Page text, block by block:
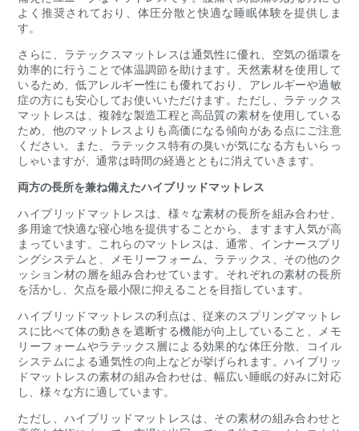
よく推奨されており、体圧分散と快適な睡眠体験を提供しま
す。
さらに、ラテックスマットレスは通気性に優れ、空気の循環を
効率的に行うことで体温調節を助けます。天然素材を使用して
いるため、低アレルギー性にも優れており、アレルギーや過敏
症の方にも安心してお使いいただけます。ただし、ラテックス
マットレスは、複雑な製造工程と高品質の素材を使用している
ため、他のマットレスよりも高価になる傾向がある点にご注意
ください。また、ラテックス特有の臭いが気になる方もいらっ
しゃいますが、通常は時間の経過とともに消えていきます。
両方の長所を兼ね備えたハイブリッドマットレス
ハイブリッドマットレスは、様々な素材の長所を組み合わせ、
多用途で快適な寝心地を提供することから、ますます人気が高
まっています。これらのマットレスは、通常、インナースプリ
ングシステムと、メモリーフォーム、ラテックス、その他のク
ッション材の層を組み合わせています。それぞれの素材の長所
を活かし、欠点を最小限に抑えることを目指しています。
ハイブリッドマットレスの利点は、従来のスプリングマットレ
スに比べて体の動きを遮断する機能が向上していること、メモ
リーフォームやラテックス層による効果的な体圧分散、コイル
システムによる通気性の向上などが挙げられます。ハイブリッ
ドマットレスの素材の組み合わせは、幅広い睡眠の好みに対応
し、様々な方に適しています。
ただし、ハイブリッドマットレスは、その素材の組み合わせと